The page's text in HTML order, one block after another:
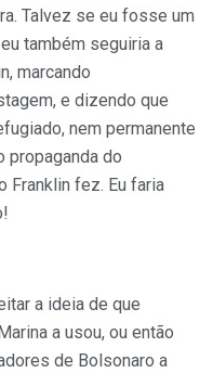
Talvez se eu fosse um
também seguiria a
marcando
e dizendo que
nem permanente
propaganda do
Franklin fez. Eu faria
a ideia de que
a usou, ou então
de Bolsonaro a